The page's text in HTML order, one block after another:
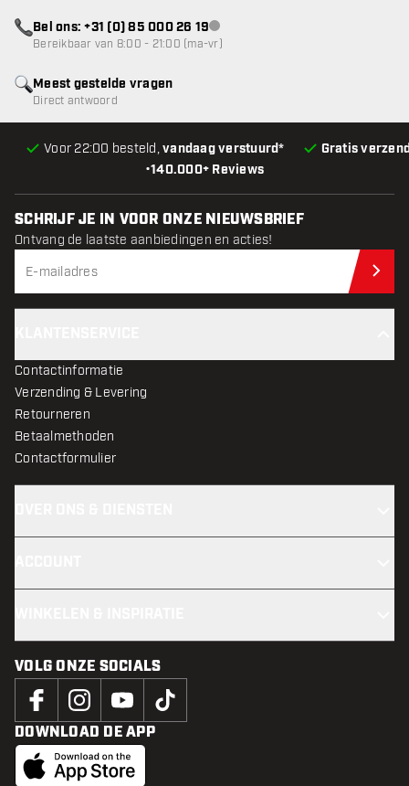
•140.000+ Reviews
Voor 22:00 besteld,vandaag verstuurd* Gratis
Meest gestelde vragen
Direct antwoord
Bel ons: +31 (0) 85 000 26 19klantenservice niet beschikbaar
Bereikbaar van 8:00 - 21:00 (ma-vr)
SCHRIJF JE IN VOOR ONZE NIEUWSBRIEF
Ontvang de laatste aanbiedingen en acties!
Contactinformatie
Verzending & Levering
Retourneren
Betaalmethoden
Contactformulier
VOLG ONZE SOCIALS
DOWNLOAD DE APP